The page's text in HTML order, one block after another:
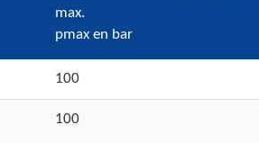
max.
pmax en bar
100
100